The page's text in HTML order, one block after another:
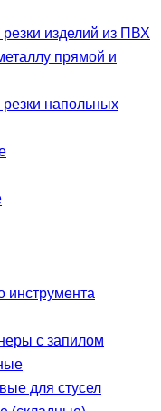
изделий из ПВХ
прямой и
напольных
инструмента
с запилом
для стусел